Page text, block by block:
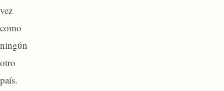
vez
como
ningún
otro
país.